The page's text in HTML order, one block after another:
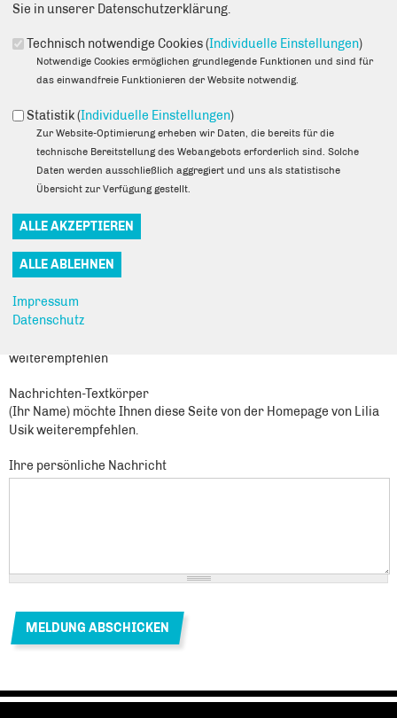
Eigener Name*
Senden an
Sie können mehrere Empfänger mit Komma getrennt eingeben.
Sie leiten den folgenden Inhalt weiter
Nachrichtenbetreff
weiterempfehlen
Nachrichten-Textkörper
(Ihr Name) möchte Ihnen diese Seite von der Homepage von Lilia
Usik weiterempfehlen.
Ihre persönliche Nachricht
Sie in unserer Datenschutzerklärung.
Technisch notwendige Cookies (Individuelle Einstellungen)
Notwendige Cookies ermöglichen grundlegende Funktionen und sind für
das einwandfreie Funktionieren der Website notwendig.
Statistik (Individuelle Einstellungen)
Zur Website-Optimierung erheben wir Daten, die bereits für die
technische Bereitstellung des Webangebots erforderlich sind. Solche
Daten werden ausschließlich aggregiert und uns als statistische
Übersicht zur Verfügung gestellt.
Impressum
Datenschutz